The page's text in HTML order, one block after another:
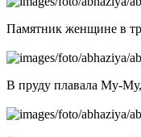
Памятник женщине в
В пруду плавала Му-